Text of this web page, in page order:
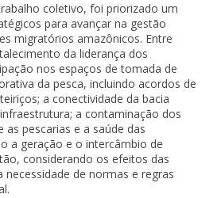
coletivo, foi priorizado um
para avançar na gestão
migratórios amazônicos. Entre
da liderança dos
nos espaços de tomada de
da pesca, incluindo acordos de
a conectividade da bacia
a contaminação dos
pescarias e a saúde das
a geração e o intercâmbio de
considerando os efeitos das
necessidade de normas e regras